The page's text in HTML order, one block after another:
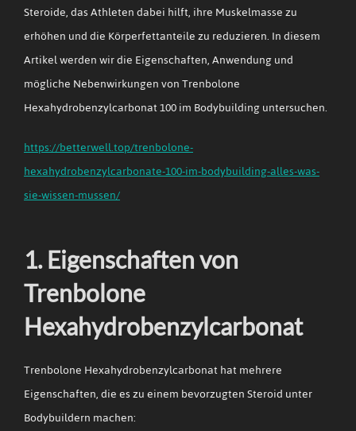
Steroide, das Athleten dabei hilft, ihre Muskelmasse zu
erhöhen und die Körperfettanteile zu reduzieren. In diesem
Artikel werden wir die Eigenschaften, Anwendung und
mögliche Nebenwirkungen von Trenbolone
Hexahydrobenzylcarbonat 100 im Bodybuilding untersuchen.
https://betterwell.top/trenbolone-
hexahydrobenzylcarbonate-100-im-bodybuilding-alles-was-
sie-wissen-mussen/
1. Eigenschaften von
Trenbolone
Hexahydrobenzylcarbonat
Trenbolone Hexahydrobenzylcarbonat hat mehrere
Eigenschaften, die es zu einem bevorzugten Steroid unter
Bodybuildern machen: